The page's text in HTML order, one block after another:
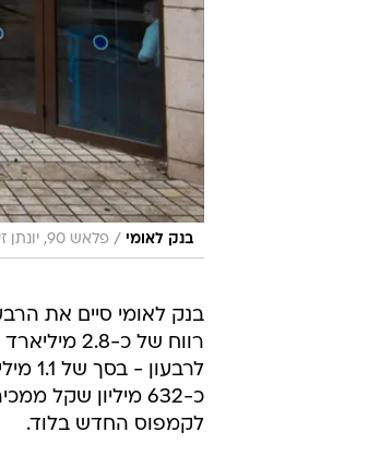
בנק לאומי / פלאש 90, יונתן זינדל
כ-632 מיליון
לקמפוס החדש בלוד.